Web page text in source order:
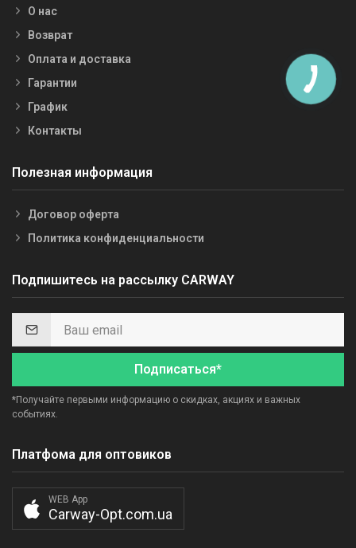
О нас
Возврат
Оплата и доставка
Гарантии
График
Контакты
Полезная информация
Договор оферта
Политика конфиденциальности
Подпишитесь на рассылку CARWAY
Подписаться*
*Получайте первыми информацию о скидках, акциях и важных
событиях.
Платфома для оптовиков
WEB App
Carway-Opt.com.ua